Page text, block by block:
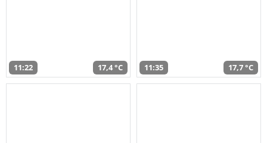
11:22 17,4 °C 11:35 17,7 °C